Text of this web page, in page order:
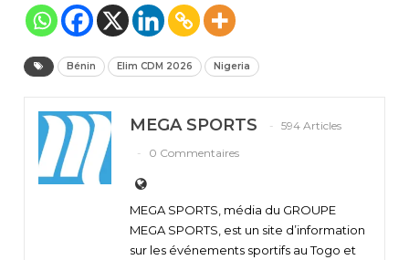
Bénin Elim CDM 2026 Nigeria
MEGA SPORTS
594 Articles
0 Commentaires
MEGA SPORTS, média du GROUPE
MEGA SPORTS, est un site d’information
sur les événements sportifs au Togo et